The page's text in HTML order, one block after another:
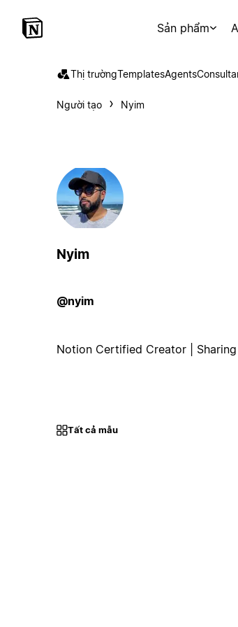
Sản phẩm
Thị trườngTemplatesAgents
Người tạo Nyim
Nyim
@nyim
Notion Certified Creator |
Tất cả mẫu